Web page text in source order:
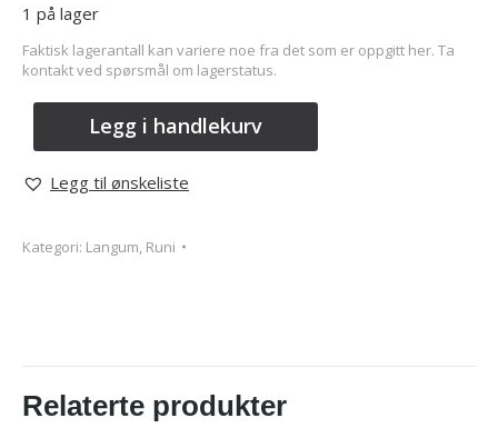
1 på lager
Faktisk lagerantall kan variere noe fra det som er oppgitt her. Ta
kontakt ved spørsmål om lagerstatus.
Legg i handlekurv
Legg til ønskeliste
Kategori: Langum, Runi
Relaterte produkter